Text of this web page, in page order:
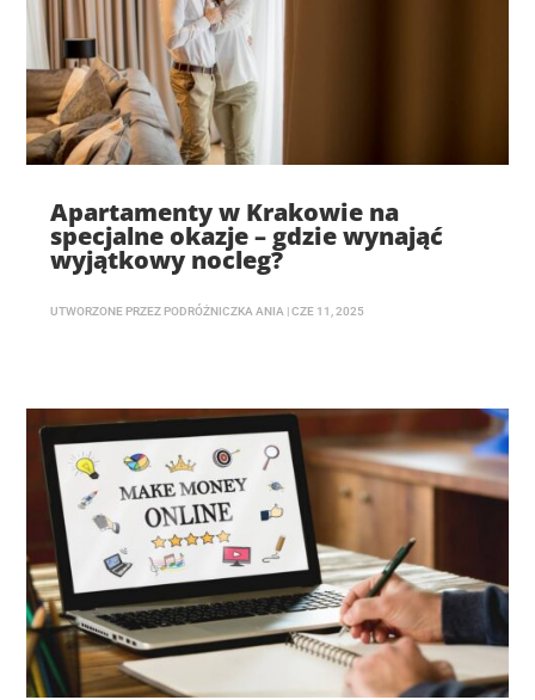
Apartamenty w Krakowie na
specjalne okazje – gdzie wynająć
wyjątkowy nocleg?
UTWORZONE PRZEZ PODRÓŻNICZKA ANIA |CZE 11, 2025